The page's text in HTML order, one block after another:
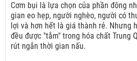
Cơm bụi là lựa chọn của phần đông
gian eo hẹp, người nghèo, người có
lợi và hơn hết là giá thành rẻ. Nhưng
đều được "tắm" trong hóa chất Trung
rút ngắn thời gian nấu.